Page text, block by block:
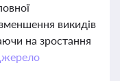
викидів
на зростання